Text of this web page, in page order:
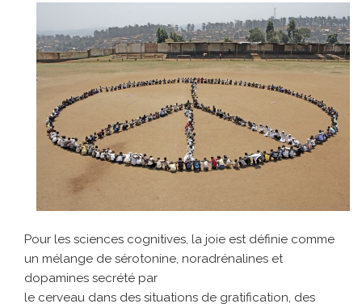
Pour les sciences cognitives, la joie est définie comme
un mélange de sérotonine, noradrénalines et
dopamines secrété par
le cerveau dans des situations de gratification, des